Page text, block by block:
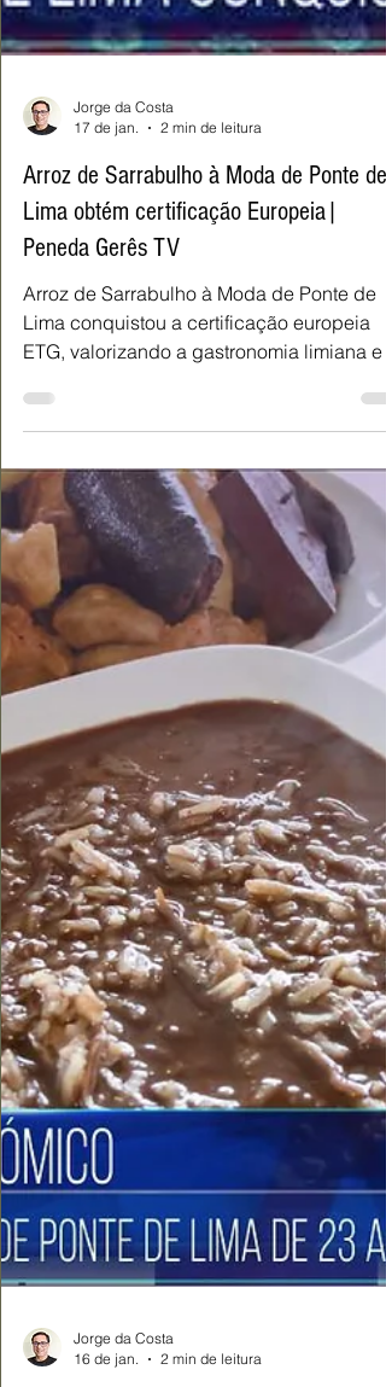
Jorge da Costa
17 de jan.
2 min de leitura
Arroz de Sarrabulho à Moda de Ponte de
Lima obtém certificação Europeia|
ETG, valorizando a gastronomia limiana e
seus 14 restaurantes certificados.